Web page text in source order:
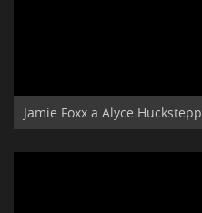
Jamie Foxx a Alyce Huckstepp